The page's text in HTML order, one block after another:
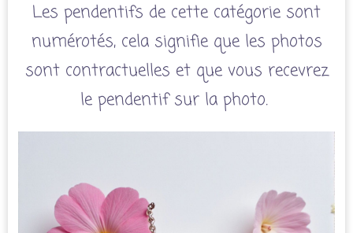
Les pendentifs de cette catégorie sont
numérotés, cela signifie que les photos
sont contractuelles et que vous recevrez
le pendentif sur la photo.